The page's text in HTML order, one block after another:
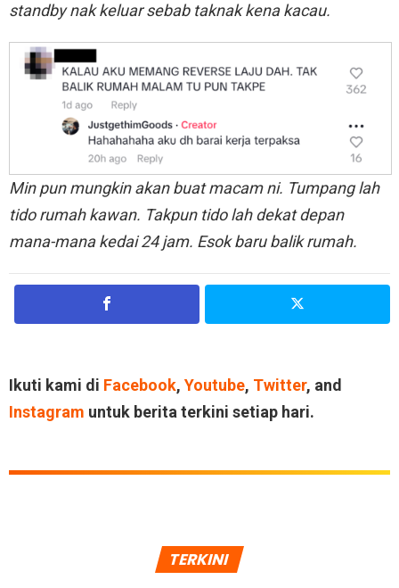
standby nak keluar sebab taknak kena kacau.
Min pun mungkin akan buat macam ni. Tumpang lah
tido rumah kawan. Takpun tido lah dekat depan
mana-mana kedai 24 jam. Esok baru balik rumah.
Ikuti kami di Facebook, Youtube, Twitter, and
Instagram untuk berita terkini setiap hari.
TERKINI